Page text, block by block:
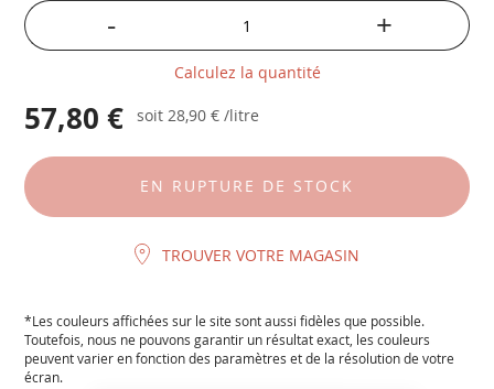
- +
Calculez la quantité
57,80 € soit 28,90 € /litre
EN RUPTURE DE STOCK
TROUVER VOTRE MAGASIN
*Les couleurs affichées sur le site sont aussi fidèles que possible.
Toutefois, nous ne pouvons garantir un résultat exact, les couleurs
peuvent varier en fonction des paramètres et de la résolution de votre
écran.